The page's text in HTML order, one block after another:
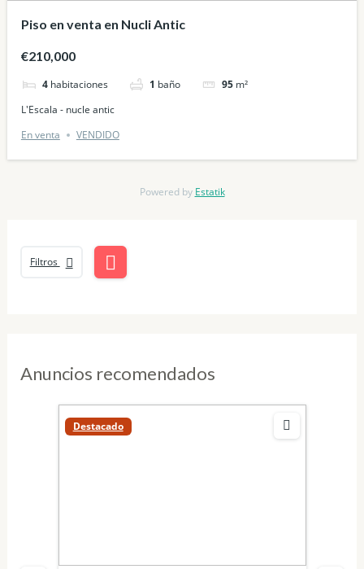
Piso en venta en Nucli Antic
€210,000
4 habitaciones 1 baño 95 m²
L'Escala - nucle antic
En venta
VENDIDO
Powered by Estatik
Filtros
Anuncios recomendados
Destacado